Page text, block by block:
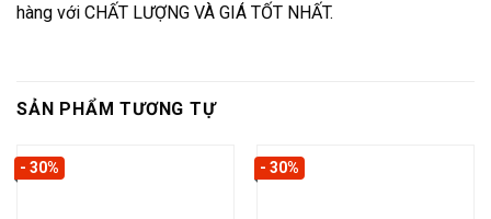
hàng với CHẤT LƯỢNG VÀ GIÁ TỐT NHẤT.
SẢN PHẨM TƯƠNG TỰ
- 30% - 30%